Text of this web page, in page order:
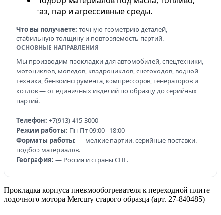
газ, пар и агрессивные среды.
Что вы получаете: точную геометрию деталей,
стабильную толщину и повторяемость партий.
ОСНОВНЫЕ НАПРАВЛЕНИЯ
Мы производим прокладки для автомобилей, спецтехники,
мотоциклов, мопедов, квадроциклов, снегоходов, водной
техники, бензоинструмента, компрессоров, генераторов и
котлов — от единичных изделий по образцу до серийных
партий.
Телефон: +7(913)-415-3000
Режим работы: Пн-Пт 09:00 - 18:00
Форматы работы: — мелкие партии, серийные поставки,
подбор материалов.
География: — Россия и страны СНГ.
Прокладка корпуса пневмообогревателя к переходной плите
лодочного мотора Mercury старого образца (арт. 27-840485)